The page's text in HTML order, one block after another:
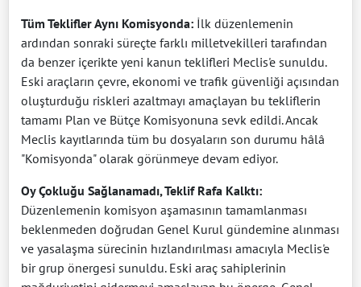
Tüm Teklifler Aynı Komisyonda: İlk düzenlemenin
ardından sonraki süreçte farklı milletvekilleri tarafından
da benzer içerikte yeni kanun teklifleri Meclis'e sunuldu.
Eski araçların çevre, ekonomi ve trafik güvenliği açısından
oluşturduğu riskleri azaltmayı amaçlayan bu tekliflerin
tamamı Plan ve Bütçe Komisyonuna sevk edildi. Ancak
Meclis kayıtlarında tüm bu dosyaların son durumu hâlâ
"Komisyonda" olarak görünmeye devam ediyor.
Oy Çokluğu Sağlanamadı, Teklif Rafa Kalktı:
Düzenlemenin komisyon aşamasının tamamlanması
beklenmeden doğrudan Genel Kurul gündemine alınması
ve yasalaşma sürecinin hızlandırılması amacıyla Meclis'e
bir grup önergesi sunuldu. Eski araç sahiplerinin